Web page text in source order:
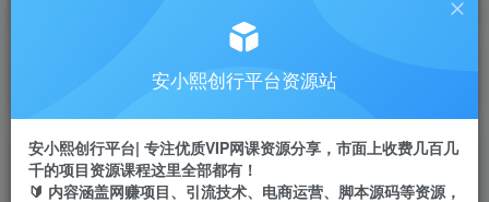
推广返佣高达70%
24小时自动赚钱
安小熙创行平台资源站
安小熙创行平台| 专注优质VIP网课资源分享，市面上收费几百几
千的项目资源课程这里全部都有！
🔰 内容涵盖网赚项目、引流技术、电商运营、脚本源码等资源，